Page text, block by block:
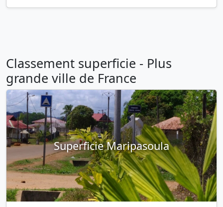
Classement superficie - Plus
grande ville de France
Superficie Maripasoula